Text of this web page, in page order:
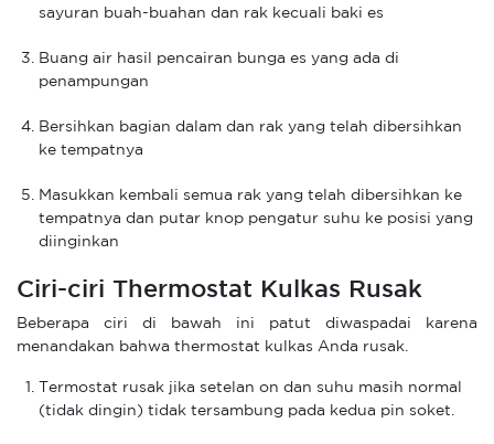
sayuran buah-buahan dan rak kecuali baki es
Buang air hasil pencairan bunga es yang ada di
penampungan
Bersihkan bagian dalam dan rak yang telah dibersihkan
ke tempatnya
Masukkan kembali semua rak yang telah dibersihkan ke
tempatnya dan putar knop pengatur suhu ke posisi yang
diinginkan
Ciri-ciri Thermostat Kulkas Rusak
Beberapa ciri di bawah ini patut diwaspadai karena
menandakan bahwa thermostat kulkas Anda rusak.
Termostat rusak jika setelan on dan suhu masih normal
(tidak dingin) tidak tersambung pada kedua pin soket.